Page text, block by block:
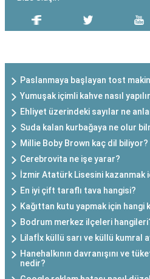
Paslanmaya başlayan tost
Yumuşak içimli kahve nasıl
Ehliyet üzerindeki sayılar ne
Suda kalan kurbağaya ne olur
Millie Boby Brown kaç dil biliyor?
Cerebrovita ne işe yarar?
İzmir Atatürk Lisesini kazanmak
En iyi çift taraflı tava hangisi?
Kağıttan kutu yapmak için hangi
Bodrum merkez ilçeleri
Lilafİx küllü sarı ve küllü kumral
Hanehalkının davranışını ve
nedir?